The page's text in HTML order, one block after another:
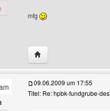
Benutzer-Profile anzeigen
mfg
Website dieses
09.06.2009 um 17:55
Titel: Re: hpbk-fundgrube-